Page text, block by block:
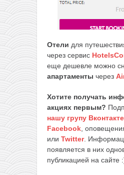
Отели для
через сервис
еще дешевле можно
апартаменты через
Хотите получать
акциях первым?
нашу групу Вконтакте
Facebook,
или Twitter.
появляется в них
публикацией на сайте